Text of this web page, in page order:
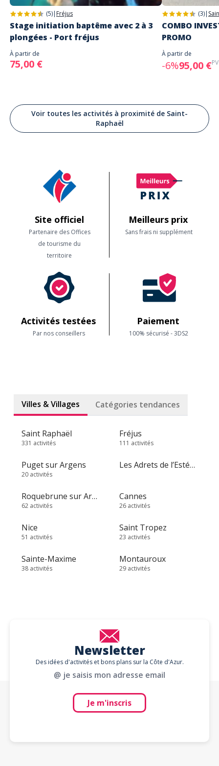
(5)| Fréjus
Stage initiation baptême avec 2 à 3
plongées - Port fréjus
À partir de
75,00 €
(3)|
COMBO
PROMO
À partir de
-6%95,00 €
Voir toutes les activités à proximité de Saint-
Raphaël
Site officiel
Partenaire des Offices
de tourisme du
territoire
Meilleurs prix
Sans frais ni supplément
Activités testées
Par nos conseillers
Paiement
100% sécurisé - 3DS2
Villes & Villages Catégories tendances
Saint Raphaël
331 activités
Fréjus
111 activités
Puget sur Argens
20 activités
Les Adrets de l’Estérel
Roquebrune sur Argens
62 activités
Cannes
26 activités
Nice
51 activités
Saint Tropez
23 activités
Sainte-Maxime
38 activités
Montauroux
29 activités
Newsletter
Des idées d'activités et bons plans sur la Côte d'Azur.
@ je saisis mon adresse email
Je m'inscris